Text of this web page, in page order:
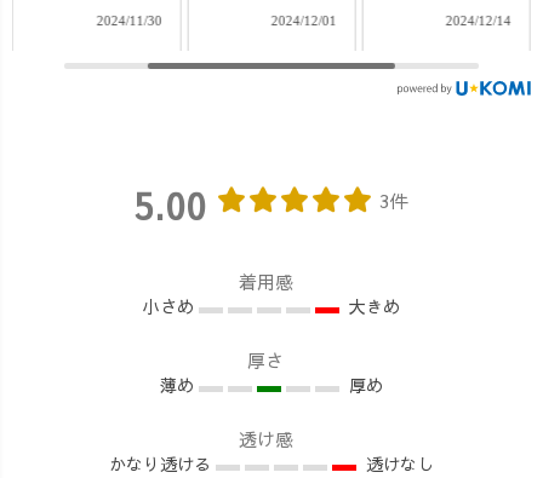
やばいです...ど
ただき、やっと
こさできました
開口一番 オ
ちゃくちゃ、い
2024/12/01
OREOです♪ 小学
と、お出かけ時
うちだけじゃな
💫 ただでさえ
たくさん手に持
「ママ、はいこ
れぷれぜんと
2024/12/14
ブニットロンT
③刺し子織ボン
ュロイキャンプ
本刺し子バルー
ソックス 来週
方からいただい
2025/02/15
5.00 3件
着用感
小さめ 大きめ
厚さ
薄め 厚め
透け感
かなり透ける 透けなし